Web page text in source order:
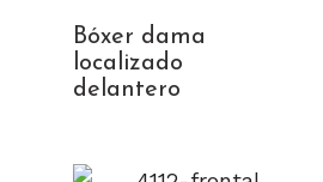
Bóxer dama
localizado
delantero